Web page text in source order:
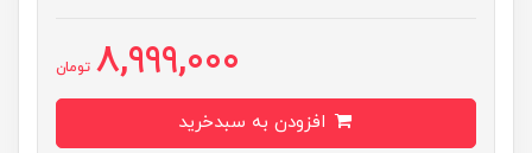
8,999,000 تومان